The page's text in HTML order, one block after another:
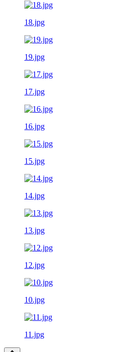
18.jpg
19.jpg
17.jpg
16.jpg
15.jpg
14.jpg
13.jpg
12.jpg
10.jpg
11.jpg